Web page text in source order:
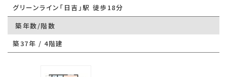
グリーンライン「日吉」駅 徒歩18分
築年数/階数
築37年 / 4階建